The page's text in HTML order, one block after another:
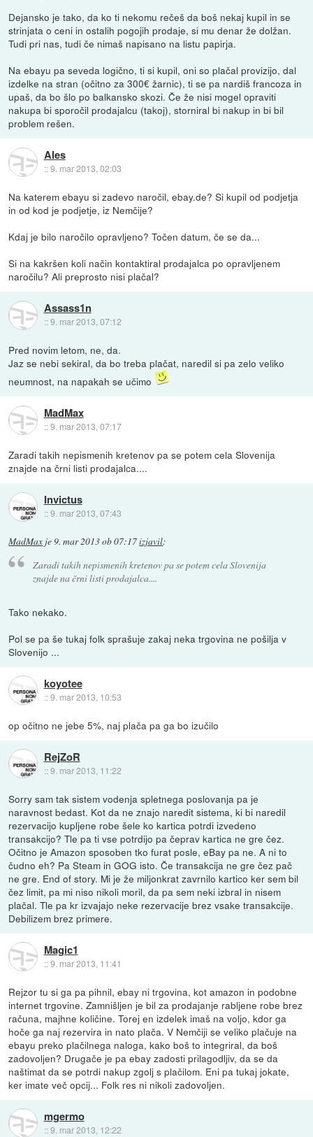
Dejansko je tako, da ko ti nekomu rečeš da boš nekaj kupil in se
strinjata o ceni in ostalih pogojih prodaje, si mu denar že dolžan.
Tudi pri nas, tudi če nimaš napisano na listu papirja.
Na ebayu pa seveda logično, ti si kupil, oni so plačal provizijo, dal
izdelke na stran (očitno za 300€ žarnic), ti se pa nardiš francoza in
upaš, da bo šlo po balkansko skozi. Če že nisi mogel opraviti
nakupa bi sporočil prodajalcu (takoj), storniral bi nakup in bi bil
problem rešen.
Ales
::9. mar 2013, 02:03
Na katerem ebayu si zadevo naročil, ebay.de? Si kupil od podjetja
in od kod je podjetje, iz Nemčije?
Kdaj je bilo naročilo opravljeno? Točen datum, če se da...
Si na kakršen koli način kontaktiral prodajalca po opravljenem
naročilu? Ali preprosto nisi plačal?
Assass1n
::9. mar 2013, 07:12
Pred novim letom, ne, da.
Jaz se nebi sekiral, da bo treba plačat, naredil si pa zelo veliko
neumnost, na napakah se učimo
MadMax
::9. mar 2013, 07:17
Zaradi takih nepismenih kretenov pa se potem cela Slovenija
znajde na črni listi prodajalca....
Invictus
::9. mar 2013, 07:43
MadMax je9. mar 2013 ob 07:17izjavil:
Zaradi takih nepismenih kretenov pa se potem cela Slovenija
znajde na črni listi prodajalca....
Tako nekako.
Pol se pa še tukaj folk sprašuje zakaj neka trgovina ne pošilja v
Slovenijo ...
koyotee
::9. mar 2013, 10:53
op očitno ne jebe 5%, naj plača pa ga bo izučilo
RejZoR
::9. mar 2013, 11:22
Sorry sam tak sistem vodenja spletnega poslovanja pa je
naravnost bedast. Kot da ne znajo naredit sistema, ki bi naredil
rezervacijo kupljene robe šele ko kartica potrdi izvedeno
transakcijo? Tle pa ti vse potrdijo pa čeprav kartica ne gre čez.
Očitno je Amazon sposoben tko furat posle, eBay pa ne. A ni to
čudno eh? Pa Steam in GOG isto. Če transakcija ne gre čez pač
ne gre. End of story. Mi je že miljonkrat zavrnilo kartico ker sem bil
čez limit, pa mi niso nikoli moril, da pa sem neki izbral in nisem
plačal. Tle pa kr izvajajo neke rezervacije brez vsake transakcije.
Debilizem brez primere.
Magic1
::9. mar 2013, 11:41
Rejzor tu si ga pa pihnil, ebay ni trgovina, kot amazon in podobne
internet trgovine. Zamnišljen je bil za prodajanje rabljene robe brez
računa, majhne količine. Torej en izdelek imaš na voljo, kdor ga
hoče ga naj rezervira in nato plača. V Nemčiji se veliko plačuje na
ebayu preko plačilnega naloga, kako boš to integriral, da boš
zadovoljen? Drugače je pa ebay zadosti prilagodljiv, da se da
naštimat da se potrdi nakup zgolj s plačilom. Eni pa tukaj jokate,
ker imate več opcij... Folk res ni nikoli zadovoljen.
mgermo
::9. mar 2013, 12:22